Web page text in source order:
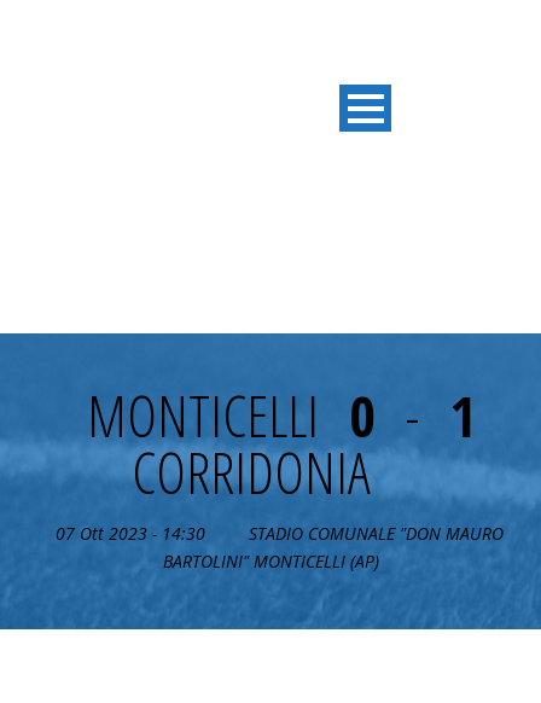
MONTICELLI 0 - 1
CORRIDONIA
07 Ott 2023 - 14:30
STADIO COMUNALE "DON MAURO
BARTOLINI" MONTICELLI (AP)